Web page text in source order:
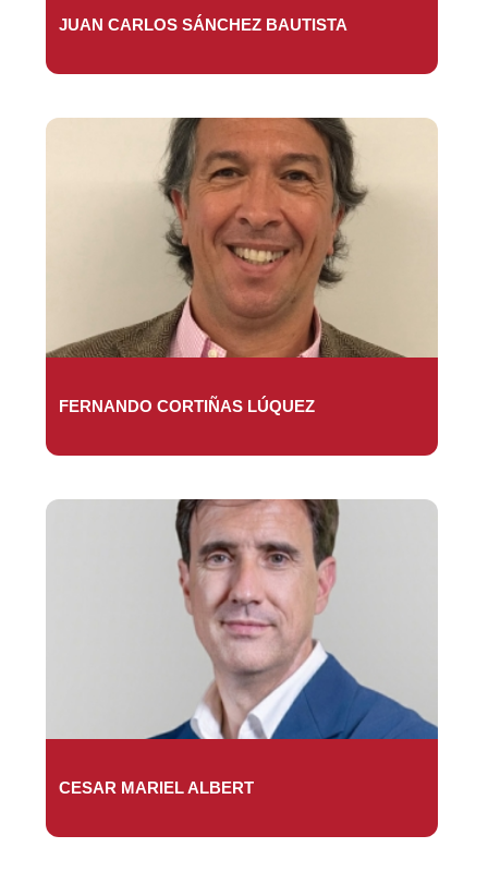
JUAN CARLOS SÁNCHEZ BAUTISTA
FERNANDO CORTIÑAS LÚQUEZ
CESAR MARIEL ALBERT